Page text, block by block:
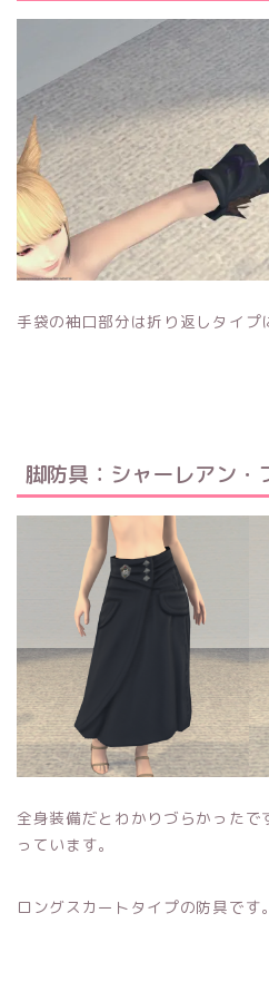
手袋の袖口部分は折り返しタイプ
脚防具：シャーレアン・
全身装備だとわかりづらかった
っています。
ロングスカートタイプの防具です。